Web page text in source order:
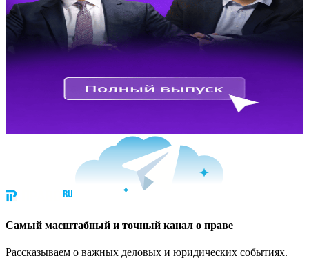
Cамый масштабный и точный канал о праве
Рассказываем о важных деловых и юридических событиях.